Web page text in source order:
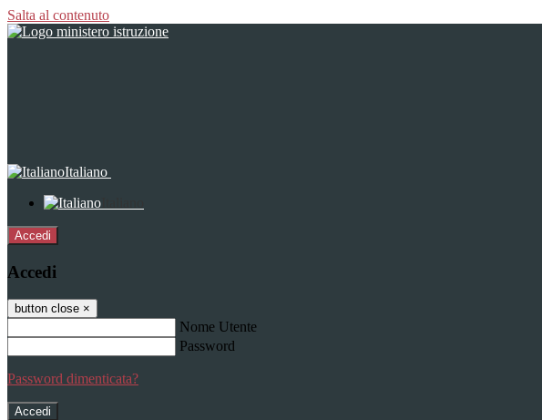
Salta al contenuto
Italiano
Accedi
Accedi
button close ×
Nome Utente
Password
Password dimenticata?